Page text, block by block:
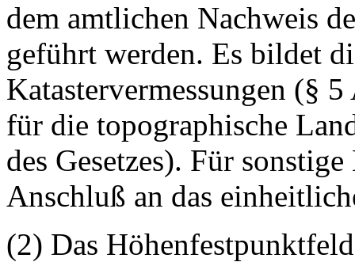
dem amtlichen Nachweis
geführt werden. Es bildet
Katastervermessungen (§
für die topographische
des Gesetzes). Für
Anschluß an das
(2) Das